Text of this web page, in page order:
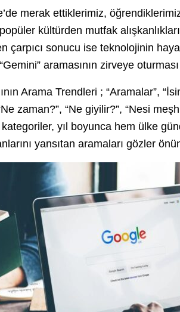
merak ettiklerimiz,
kültürden mutfak
çarpıcı sonucu ise teknolojinin
aramasının zirveye
Arama Trendleri ; “Aramalar”,
zaman?”, “Ne giyilir?”, “Nesi
kategoriler, yıl boyunca hem ülke
yansıtan aramaları gözler